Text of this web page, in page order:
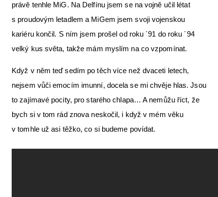
právě tenhle MiG. Na Delfínu jsem se na vojně učil létat
s proudovým letadlem a MiGem jsem svoji vojenskou
kariéru končil. S ním jsem prošel od roku ´91 do roku ´94
velký kus světa, takže mám myslím na co vzpomínat.
Když v něm teď sedím po těch více než dvaceti letech,
nejsem vůči emocím imunní, docela se mi chvěje hlas. Jsou
to zajímavé pocity, pro starého chlapa… A nemůžu říct, že
bych si v tom rád znova neskočil, i když v mém věku
v tomhle už asi těžko, co si budeme povídat.